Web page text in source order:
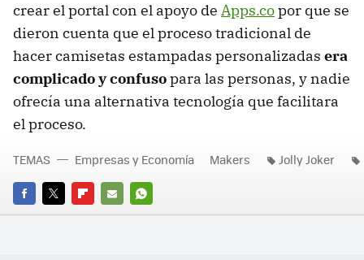
crear el portal con el apoyo de Apps.copor que se
dieron cuenta que el proceso tradicional de
hacer camisetas estampadas personalizadas era
complicado y confusopara las personas, y nadie
ofrecía una alternativa tecnología que facilitara
el proceso.
FACEBOOK
TWITTERFLIPBOARD
E-
WHATSAPP
TEMAS Empresas y Economía Makers Jolly Joker